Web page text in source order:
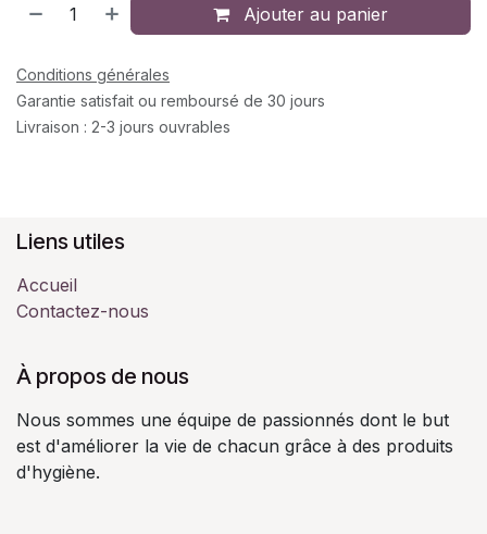
Ajouter au panier
Conditions générales
Garantie satisfait ou remboursé de 30 jours
Livraison : 2-3 jours ouvrables
Liens utiles
Accueil
Contactez-nous
À propos de nous
Nous sommes une équipe de passionnés dont le but
est d'améliorer la vie de chacun grâce à des produits
d'hygiène.